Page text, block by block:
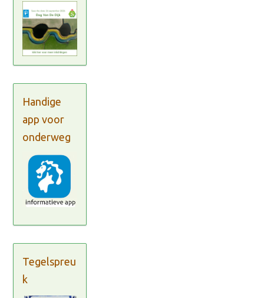
Handige
app voor
onderweg
Tegelspreu
k